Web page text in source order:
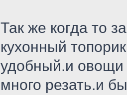
Так же когда то
кухонный
удобный.и овощи
много резать.и